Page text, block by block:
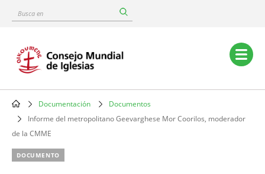
content
Busca
Main
navigation
Breadcrumb
Documentación
Documentos
Informe del metropolitano Geevarghese Mor Coorilos, moderador
de la CMME
DOCUMENTO